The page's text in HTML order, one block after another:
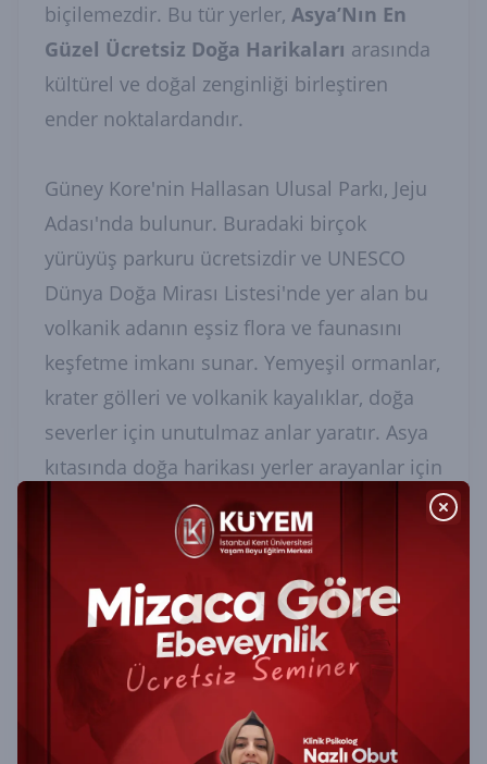
biçilemezdir. Bu tür yerler, Asya’Nın En
Güzel Ücretsiz Doğa Harikaları arasında
kültürel ve doğal zenginliği birleştiren
ender noktalardandır.
Güney Kore'nin Hallasan Ulusal Parkı, Jeju
Adası'nda bulunur. Buradaki birçok
yürüyüş parkuru ücretsizdir ve UNESCO
Dünya Doğa Mirası Listesi'nde yer alan bu
volkanik adanın eşsiz flora ve faunasını
keşfetme imkanı sunar. Yemyeşil ormanlar,
krater gölleri ve volkanik kayalıklar, doğa
severler için unutulmaz anlar yaratır. Asya
kıtasında doğa harikası yerler arayanlar için
burası vazgeçilmez bir duraktır.
Bütçe Dostu Seyahat İçin İpuçları
Asya’Nın En Güzel Ücretsiz Doğa
Harikalarıkeşfederken bütçenizi korumak
mümkündür. İşte size bazı ipuçları: